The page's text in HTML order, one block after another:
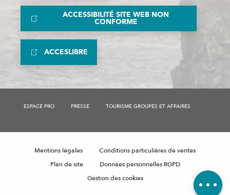
Avis
ACCESSIBILITÉ SITE WEB NON
CONFORME
ACCESLIBRE
ESPACE PRO PRESSE TOURISME GROUPES ET AFFAIRES
Mentions légales
Conditions particulières de ventes
Plan de site
Données personnelles RGPD
Gestion des cookies